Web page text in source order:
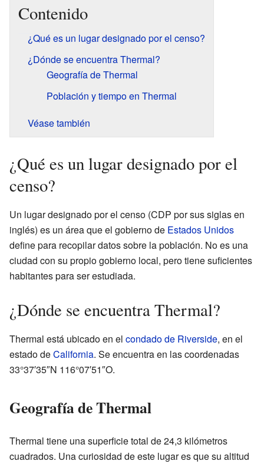
Contenido
¿Qué es un lugar designado por el censo?
¿Dónde se encuentra Thermal?
Geografía de Thermal
Población y tiempo en Thermal
Véase también
¿Qué es un lugar designado por el
censo?
Un lugar designado por el censo (CDP por sus siglas en
inglés) es un área que el gobierno de Estados Unidos
define para recopilar datos sobre la población. No es una
ciudad con su propio gobierno local, pero tiene suficientes
habitantes para ser estudiada.
¿Dónde se encuentra Thermal?
Thermal está ubicado en el condado de Riverside, en el
estado deCalifornia. Se encuentra en las coordenadas
33°37′35″N 116°07′51″O.
Geografía de Thermal
Thermal tiene una superficie total de 24,3 kilómetros
cuadrados. Una curiosidad de este lugar es que su altitud